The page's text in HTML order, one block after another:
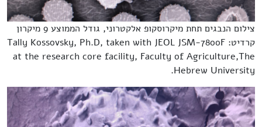
צילום הנבגים תחת מיקרוסקופ אלקטרוני, גודל הממוצע 9 מיקרון
קרדיט: Tally Kossovsky, Ph.D, taken with JEOL JSM-7800F
at the research core facility, Faculty of Agriculture,The
Hebrew University.